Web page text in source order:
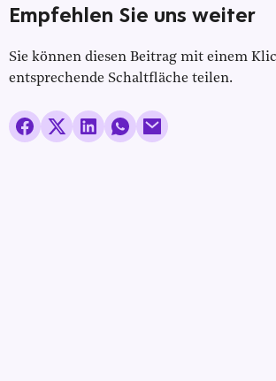
Empfehlen Sie uns weiter
Sie können diesen Beitrag mit einem
entsprechende Schaltfläche teilen.